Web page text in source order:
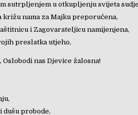
sutrpljenjem u otkupljenju svijeta
križu nama za Majku preporučena,
i Zagovarateljicu namijenjena,
preslatka utjeho,
Oslobodi nas Djevice žalosna!
dušu probode,